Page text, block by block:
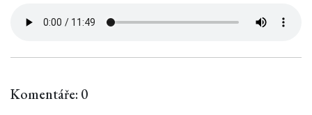
Komentáře: 0